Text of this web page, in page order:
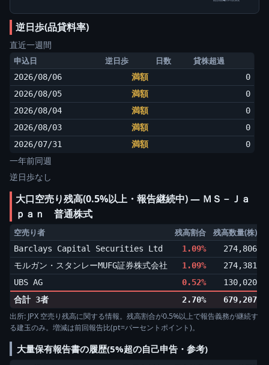
逆日歩(品貸料率)
直近一週間
申込日 逆日歩 日数 貸株超過
2026/08/06 満額
0
2026/08/05
満額
0
2026/08/04
満額
0
2026/08/03
満額
0
2026/07/31
満額 0
一年前同週
逆日歩なし
大口空売り残高(0.5%以上・報告継続中) ― ＭＳ－Ｊａ
ｐａｎ 普通株式
空売り者 残高割合 残高数量(株)
Barclays Capital Securities Ltd 1.09% 274,806
モルガン・スタンレーMUFG証券株式会社
1.09% 274,381
UBS AG
0.52% 130,020
合計 3者
2.70% 679,207
出所: JPX 空売り残高に関する情報。残高割合が0.5%以上で報告義務が継続す
る建玉のみ。増減は前回報告比(pt=パーセントポイント)。
大量保有報告書の履歴(5%超の自己申告・参考)